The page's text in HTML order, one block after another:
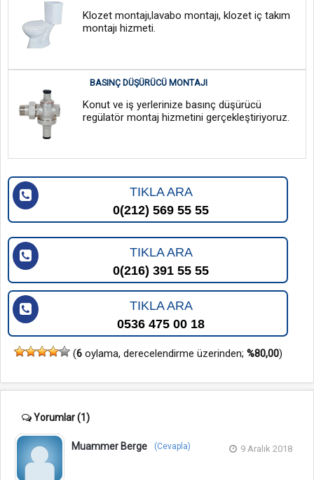
Klozet montajı,lavabo montajı, klozet iç takım
montajı hizmeti.
BASINÇ DÜŞÜRÜCÜ MONTAJI
Konut ve iş yerlerinize basınç düşürücü
regülatör montaj hizmetini gerçekleştiriyoruz.
TIKLA ARA
0(212) 569 55 55
TIKLA ARA
0(216) 391 55 55
TIKLA ARA
0536 475 00 18
(6oylama, derecelendirme üzerinden; %80,00)
Yorumlar(1)
Muammer Berge 9 Aralık 2018
(Cevapla)